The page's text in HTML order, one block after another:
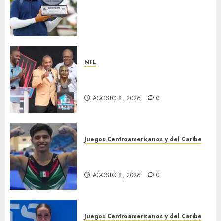
AGOSTO 8, 2026
NFL
AGOSTO 8, 2026 0
Juegos Centroamericanos y del Caribe
AGOSTO 8, 2026 0
Juegos Centroamericanos y del Caribe